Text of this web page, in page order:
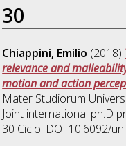
30
Chiappini, Emilio (2018)
relevance and
motion and action
Mater Studiorum
Joint international ph.D
30 Ciclo. DOI 10.6092/